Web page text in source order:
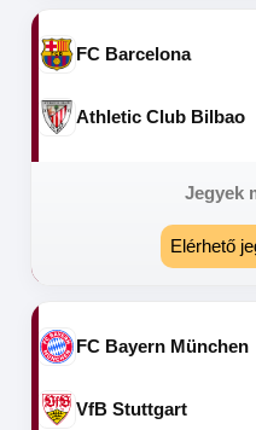
FC Barcelona
Athletic Club Bilbao
Jegyek
Elérhető
FC Bayern München
VfB Stuttgart